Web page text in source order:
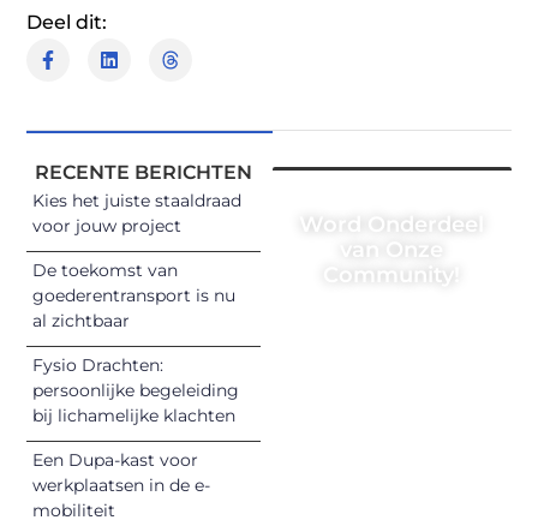
Deel dit:
RECENTE BERICHTEN
Kies het juiste staaldraad
voor jouw project
De toekomst van
goederentransport is nu
al zichtbaar
Fysio Drachten:
persoonlijke begeleiding
bij lichamelijke klachten
Een Dupa-kast voor
werkplaatsen in de e-
mobiliteit
Word Onderdeel
van Onze
Community!